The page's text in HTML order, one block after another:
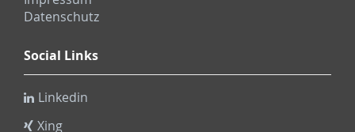
Datenschutz
Social Links
Linkedin
Xing